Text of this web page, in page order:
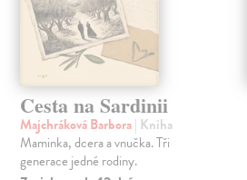
Cesta na Sardinii
Majchráková Barbora| Kniha
Maminka, dcera a vnučka. Tři
generace jedné rodiny.